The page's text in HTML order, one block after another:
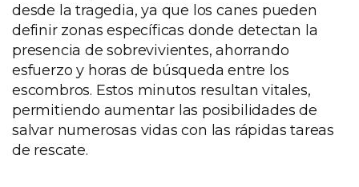
desde la tragedia, ya que los canes pueden
definir zonas específicas donde detectan la
presencia de sobrevivientes, ahorrando
esfuerzo y horas de búsqueda entre los
escombros. Estos minutos resultan vitales,
permitiendo aumentar las posibilidades de
salvar numerosas vidas con las rápidas tareas
de rescate.